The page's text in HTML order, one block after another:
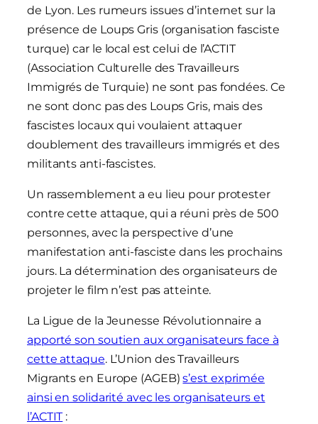
de Lyon. Les rumeurs issues d’internet sur la
présence de Loups Gris (organisation fasciste
turque) car le local est celui de l’ACTIT
(Association Culturelle des Travailleurs
Immigrés de Turquie) ne sont pas fondées. Ce
ne sont donc pas des Loups Gris, mais des
fascistes locaux qui voulaient attaquer
doublement des travailleurs immigrés et des
militants anti-fascistes.
Un rassemblement a eu lieu pour protester
contre cette attaque, qui a réuni près de 500
personnes, avec la perspective d’une
manifestation anti-fasciste dans les prochains
jours. La détermination des organisateurs de
projeter le film n’est pas atteinte.
La Ligue de la Jeunesse Révolutionnaire a
apporté son soutien aux organisateurs face à
cette attaque. L’Union des Travailleurs
Migrants en Europe (AGEB)s’est exprimée
ainsi en solidarité avec les organisateurs et
l’ACTIT: